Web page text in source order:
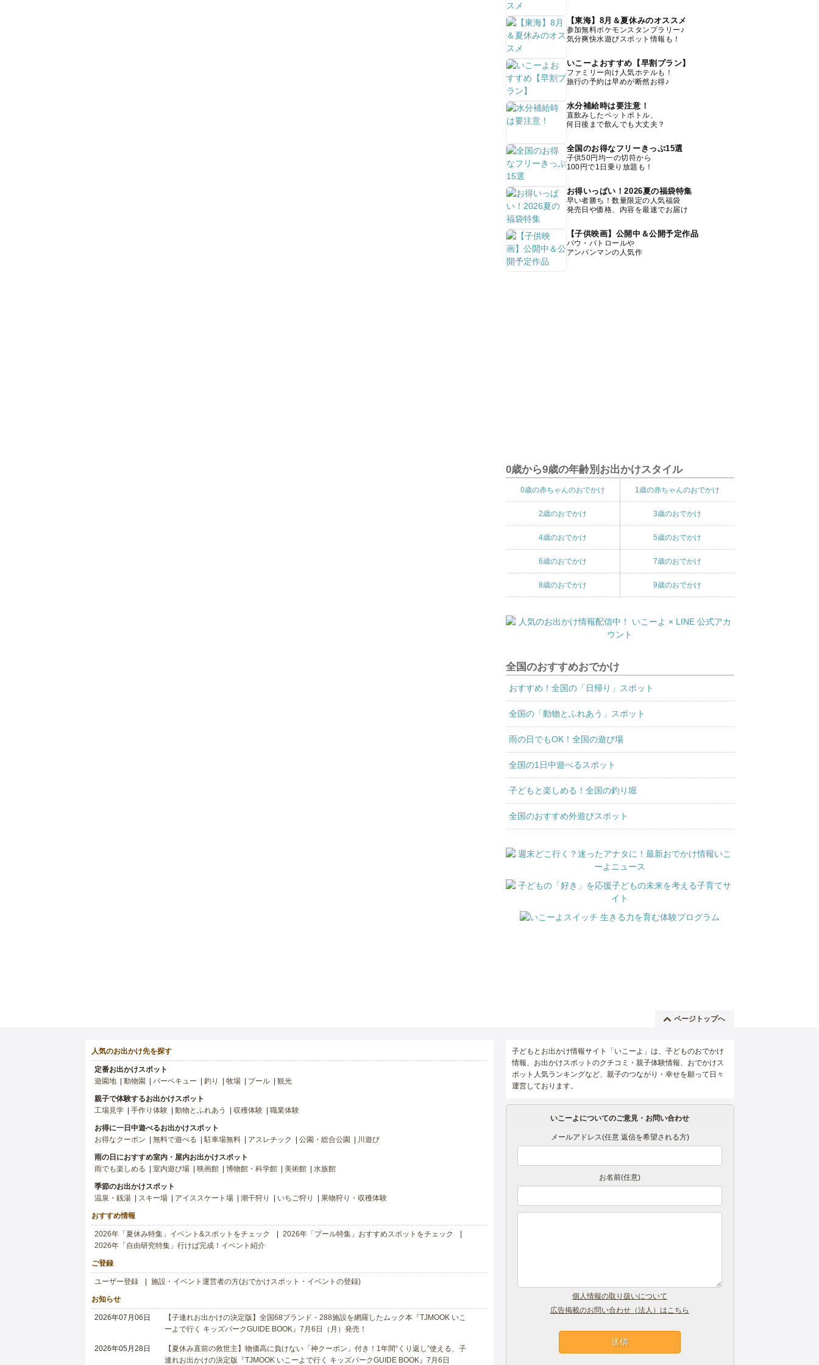
【東海】8月＆夏休みのオススメ
参加無料ポケモンスタンプラリー♪
気分爽快水遊びスポット情報も！
いこーよおすすめ【早割プラン】
ファミリー向け人気ホテルも！
旅行の予約は早めが断然お得♪
水分補給時は要注意！
直飲みしたペットボトル、
何日後まで飲んでも大丈夫？
全国のお得なフリーきっぷ15選
子供50円均一の切符から
100円で1日乗り放題も！
お得いっぱい！2026夏の福袋特集
早い者勝ち！数量限定の人気福袋
発売日や価格、内容を最速でお届け
【子供映画】公開中＆公開予定作品
パウ・パトロールや
アンパンマンの人気作
0歳から9歳の年齢別お出かけスタイル
0歳の赤ちゃんのおでかけ 1歳の赤ちゃんのおでかけ
2歳のおでかけ 3歳のおでかけ
4歳のおでかけ 5歳のおでかけ
6歳のおでかけ 7歳のおでかけ
8歳のおでかけ 9歳のおでかけ
全国のおすすめおでかけ
おすすめ！全国の「日帰り」スポット
全国の「動物とふれあう」スポット
雨の日でもOK！全国の遊び場
全国の1日中遊べるスポット
子どもと楽しめる！全国の釣り堀
全国のおすすめ外遊びスポット
ページトップへ
人気のお出かけ先を探す
定番お出かけスポット
遊園地
動物園 バーベキュー 釣り 牧場 プール 観光
親子で体験するお出かけスポット
工場見学
手作り体験 動物とふれあう 収穫体験 職業体験
お得に一日中遊べるお出かけスポット
お得なクーポン
無料で遊べる 駐車場無料 アスレチック 公園・総合公園 川遊び
雨の日におすすめ室内・屋内お出かけスポット
雨でも楽しめる
室内遊び場 映画館 博物館・科学館 美術館 水族館
季節のお出かけスポット
温泉・銭湯
スキー場 アイススケート場 潮干狩り いちご狩り 果物狩り・収穫体験
おすすめ情報
2026年「夏休み特集」イベント&スポットをチェック
2026年「プール特集」おすすめスポットをチェック
2026年「自由研究特集」行けば完成！イベント紹介
ご登録
ユーザー登録 施設・イベント運営者の方(おでかけスポット・イベントの登録)
お知らせ
2026年07月06日
【子連れお出かけの決定版】全国68ブランド・288施設を網羅したムック本『TJMOOK いこ
ーよで行く キッズパークGUIDE BOOK』7月6日（月）発売！
2026年05月28日
【夏休み直前の救世主】物価高に負けない「神クーポン」付き！1年間“くり返し”使える、子
連れお出かけの決定版『TJMOOK いこーよで行く キッズパークGUIDE BOOK』7月6日
子どもとお出かけ情報サイト「いこーよ」は、子どものおでかけ
情報、お出かけスポットのクチコミ・親子体験情報、おでかけス
ポット人気ランキングなど、親子のつながり・幸せを願って日々
運営しております。
いこーよについてのご意見・お問い合わせ
メールアドレス(任意 返信を希望される方)
お名前(任意)
個人情報の取り扱いについて
広告掲載のお問い合わせ（法人）はこちら